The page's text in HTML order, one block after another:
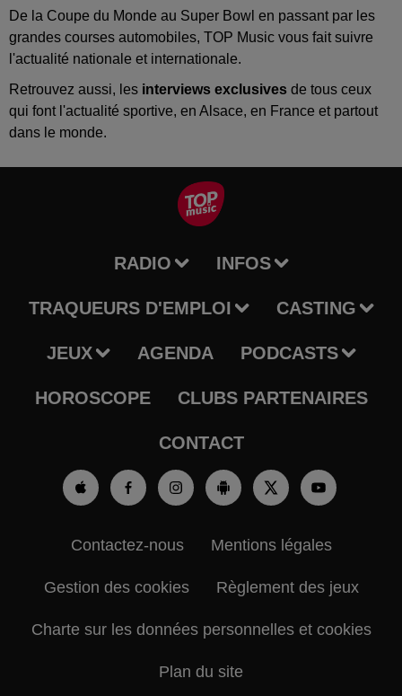
De la Coupe du Monde au Super Bowl en passant par les
grandes courses automobiles, TOP Music vous fait suivre
l'actualité nationale et internationale.
Retrouvez aussi, les interviews exclusives de tous ceux
qui font l'actualité sportive, en Alsace, en France et partout
dans le monde.
RADIO INFOS
TRAQUEURS D'EMPLOI CASTING
JEUX AGENDA PODCASTS
HOROSCOPE CLUBS PARTENAIRES
CONTACT
Contactez-nous Mentions légales
Gestion des cookies Règlement des jeux
Charte sur les données personnelles et cookies
Plan du site